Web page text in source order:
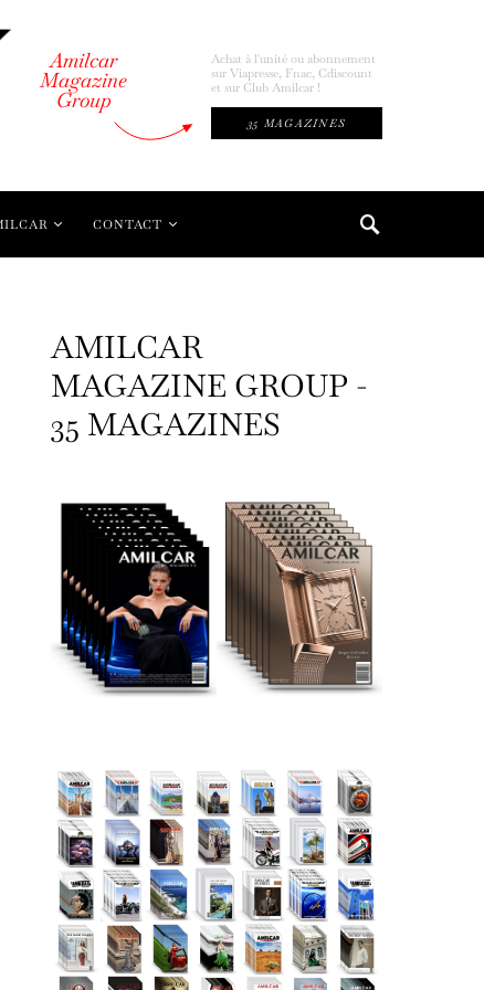
Amilcar
Magazine
Group
Achat à l'unité ou abonnement
sur Viapresse, Fnac, Cdiscount
et sur Club Amilcar !
35 MAGAZINES
CONTACT
AMILCAR
MAGAZINE GROUP -
35 MAGAZINES